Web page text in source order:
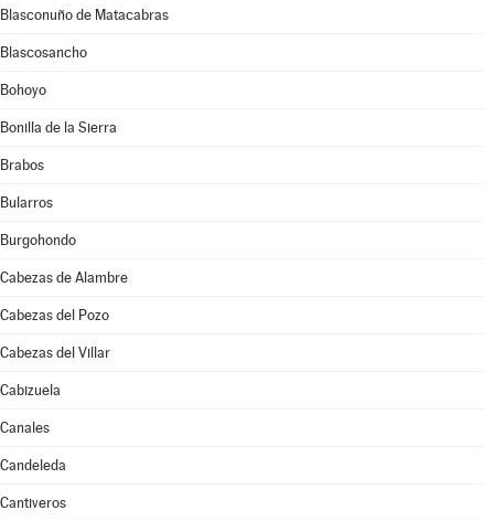
Blasconuño de Matacabras
Blascosancho
Bohoyo
Bonilla de la Sierra
Brabos
Bularros
Burgohondo
Cabezas de Alambre
Cabezas del Pozo
Cabezas del Villar
Cabizuela
Canales
Candeleda
Cantiveros